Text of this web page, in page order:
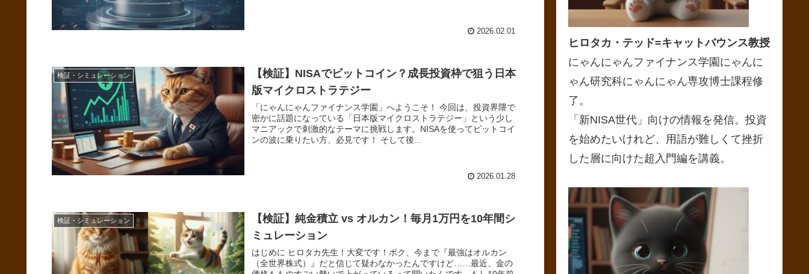
2026.02.01
検証・シミュレーション
【検証】NISAでビットコイン？成長投資枠で狙う日本
版マイクロストラテジー
「にゃんにゃんファイナンス学園」へようこそ！ 今回は、投資界隈で
密かに話題になっている「日本版マイクロストラテジー」という少し
マニアックで刺激的なテーマに挑戦します。NISAを使ってビットコイ
ンの波に乗りたい方、必見です！ そして後...
2026.01.28
検証・シミュレーション
【検証】純金積立 vs オルカン！毎月1万円を10年間シ
ミュレーション
はじめに ヒロタカ先生！大変です！ボク、今まで『最強はオルカン
（全世界株式）』だと信じて疑わなかったんですけど……最近、金の
ヒロタカ・テッド=キャットバウンス教授
にゃんにゃんファイナンス学園にゃんに
ゃん研究科にゃんにゃん専攻博士課程修
了。
「新NISA世代」向けの情報を発信。投資
を始めたいけれど、用語が難しくて挫折
した層に向けた超入門編を講義。